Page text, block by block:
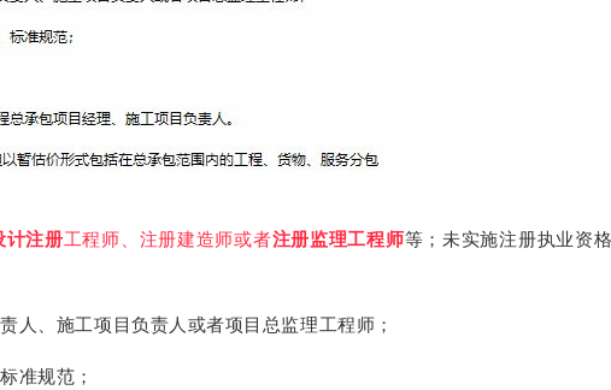
计注册工程师、注册建造师或者注册监理工程师等；未实施注册执业资
人、施工项目负责人或者项目总监理工程师；
准规范；